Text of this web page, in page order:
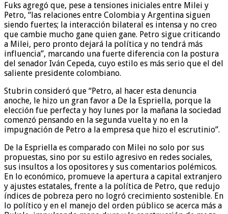
Fuks agregó que, pese a tensiones iniciales entre Milei y
Petro, “las relaciones entre Colombia y Argentina siguen
siendo fuertes; la interacción bilateral es intensa y no creo
que cambie mucho gane quien gane. Petro sigue criticando
a Milei, pero pronto dejará la política y no tendrá más
influencia”, marcando una fuerte diferencia con la postura
del senador Iván Cepeda, cuyo estilo es más serio que el del
saliente presidente colombiano.
Stubrin consideró que “Petro, al hacer esta denuncia
anoche, le hizo un gran favor a De la Espriella, porque la
elección fue perfecta y hoy lunes por la mañana la sociedad
comenzó pensando en la segunda vuelta y no en la
impugnación de Petro a la empresa que hizo el escrutinio”.
De la Espriella es comparado con Milei no solo por sus
propuestas, sino por su estilo agresivo en redes sociales,
sus insultos a los opositores y sus comentarios polémicos.
En lo económico, promueve la apertura a capital extranjero
y ajustes estatales, frente a la política de Petro, que redujo
índices de pobreza pero no logró crecimiento sostenible. En
lo político y en el manejo del orden público se acerca más a